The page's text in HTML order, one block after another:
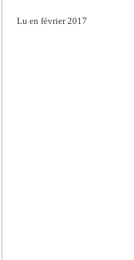
Lu en février 2017